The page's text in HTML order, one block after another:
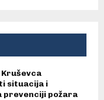
situacija i
prevenciji požara